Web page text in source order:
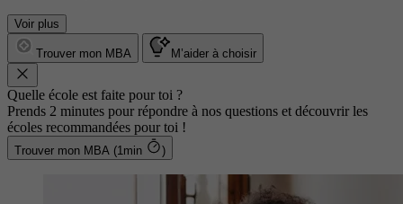
Voir plus
Trouver mon MBA M’aider à choisir
Quelle école est faite pour toi ?
Prends 2 minutes pour répondre à nos questions et découvrir les
écoles recommandées pour toi !
Trouver mon MBA (1min )